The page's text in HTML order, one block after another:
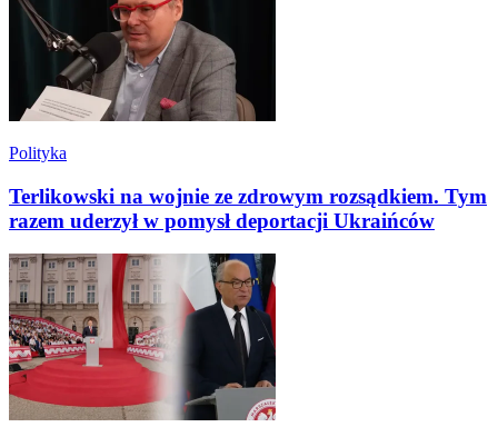
Polityka
Terlikowski na wojnie ze zdrowym rozsądkiem. Tym
razem uderzył w pomysł deportacji Ukraińców